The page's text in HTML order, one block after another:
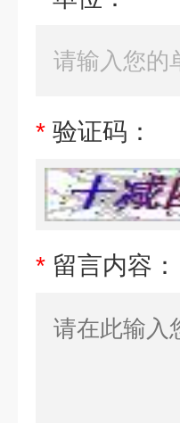
* 验证码：
* 留言内容：